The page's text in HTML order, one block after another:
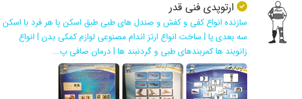
ارتوپدی فنی قدر
سازنده انواع کفی و کفش و صندل های طبی طبق اسکن پا هر فرد با اسکن
سه بعدی پا | ساخت انواع ارتز اندام مصنوعی لوازم کمکی بدن | انواع
زانوبند ها کمربندهای طبی و گردنبند ها | درمان صافی پ...